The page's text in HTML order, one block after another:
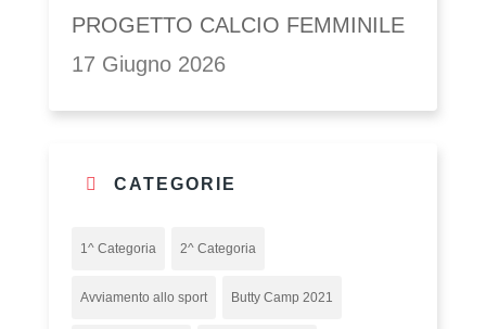
PROGETTO CALCIO FEMMINILE
17 Giugno 2026
CATEGORIE
1^ Categoria 2^ Categoria
Avviamento allo sport Butty Camp 2021